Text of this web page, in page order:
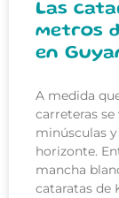
Las
metros
en
A medida
carreteras
minúsculas
horizonte.
mancha
cataratas de